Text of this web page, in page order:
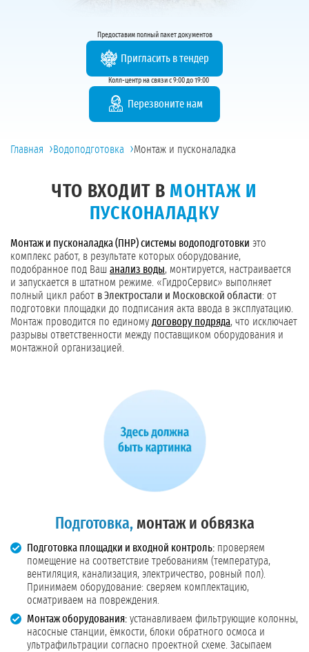
Предоставим полный пакет документов
Пригласить в тендер
Колл-центр на связи с 9:00 до 19:00
Перезвоните нам
Главная ›Водоподготовка ›Монтаж и пусконаладка
ЧТО ВХОДИТ В МОНТАЖ И
ПУСКОНАЛАДКУ
Монтаж и пусконаладка (ПНР) системы водоподготовки это
комплекс работ, в результате которых оборудование,
подобранное под Ваш анализ воды, монтируется, настраивается
и запускается в штатном режиме. «ГидроСервис» выполняет
полный цикл работ в Электростали и Московской области: от
подготовки площадки до подписания акта ввода в эксплуатацию.
Монтаж проводится по единому договору подряда, что исключает
разрывы ответственности между поставщиком оборудования и
монтажной организацией.
Подготовка,монтаж и обвязка
Подготовка площадки и входной контроль: проверяем
помещение на соответствие требованиям (температура,
вентиляция, канализация, электричество, ровный пол).
Принимаем оборудование: сверяем комплектацию,
осматриваем на повреждения.
Монтаж оборудования: устанавливаем фильтрующие колонны,
насосные станции, ёмкости, блоки обратного осмоса и
ультрафильтрации согласно проектной схеме. Засыпаем